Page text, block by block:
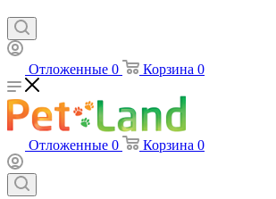
Отложенные 0 Корзина 0
Отложенные 0 Корзина 0